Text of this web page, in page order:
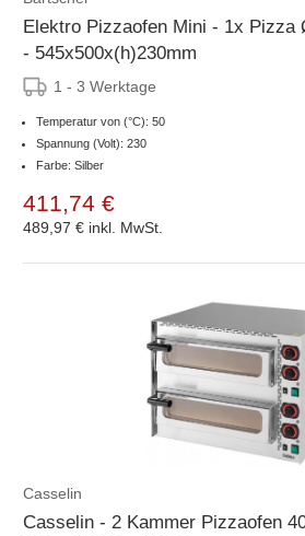
Elektro Pizzaofen Mini - 1x Pizza
- 545x500x(h)230mm
1 - 3 Werktage
Temperatur von (°C): 50
Spannung (Volt): 230
Farbe: Silber
411,74 €
489,97 € inkl. MwSt.
Casselin
Casselin - 2 Kammer Pizzaofen